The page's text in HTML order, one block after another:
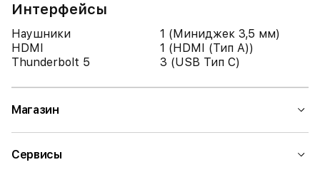
Интерфейсы
Наушники
1 (Миниджек 3,5 мм)
HDMI
1 (HDMI (Тип A))
Thunderbolt 5
3 (USB Тип C)
Магазин
Сервисы